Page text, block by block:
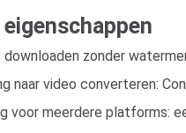
zonder
naar video converteren:
voor meerdere platforms: